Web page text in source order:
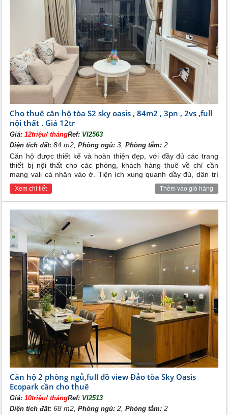
Cho thuê căn hộ tòa S2 sky oasis , 84m2 , 3pn , 2vs ,full
nội thất . Giá 12tr
Giá:12triệu/ thángRef: VI2563
Diện tích đất: 84 m2,Phòng ngủ: 3,Phòng tắm: 2
Căn hộ được thiết kế và hoàn thiện đẹp, với đầy đủ các trang
thiết bị nội thất cho các phòng, khách hàng thuê về chỉ cần
mang vali cá nhân vào ở. Tiện ích xung quanh dầy đủ, dân trí
cao, an ninh và bảo vệ 24/24h.
Xem chi tiết Thêm vào giỏ hàng
Căn hộ 2 phòng ngủ,full đồ view Đảo tòa Sky Oasis
Ecopark cần cho thuê
Giá:10triệu/ thángRef: VI2513
Diện tích đất: 68 m2,Phòng ngủ: 2,Phòng tắm: 2